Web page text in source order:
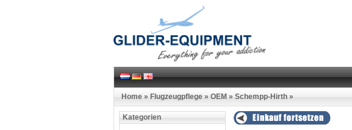
Home » Flugzeugpflege » OEM » Schempp-Hirth »
Kategorien